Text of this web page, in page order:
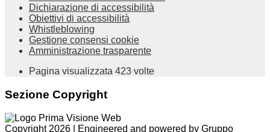
Dichiarazione di accessibilità
Obiettivi di accessibilità
Whistleblowing
Gestione consensi cookie
Amministrazione trasparente
Pagina visualizzata 423 volte
Sezione Copyright
Copyright 2026 | Engineered and powered by Gruppo